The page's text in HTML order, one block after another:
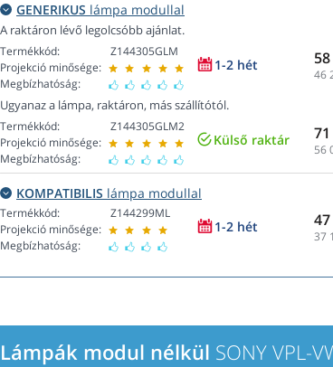
GENERIKUS lámpa modullal
A raktáron lévő legolcsóbb ajánlat.
Termékkód:
Projekció minősége:
Megbízhatóság:
Z144305GLM
1-2 hét
46
Ugyanaz a lámpa, raktáron, más szállítótól.
Termékkód:
Projekció minősége:
Megbízhatóság:
Z144305GLM2
Külső raktár
56
KOMPATIBILIS lámpa modullal
Termékkód:
Projekció minősége:
Megbízhatóság:
Z144299ML
1-2 hét
37
Lámpák modul nélkül SONY VPL-